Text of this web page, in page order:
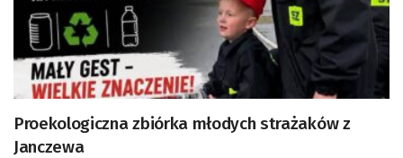
Proekologiczna zbiórka młodych strażaków z
Janczewa